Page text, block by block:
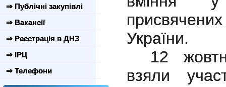
⇒ Публічні закупівлі
⇒ Вакансії
⇒ Реєстрація в ДНЗ
⇒ ІРЦ
⇒ Телефони
України.
12
взяли